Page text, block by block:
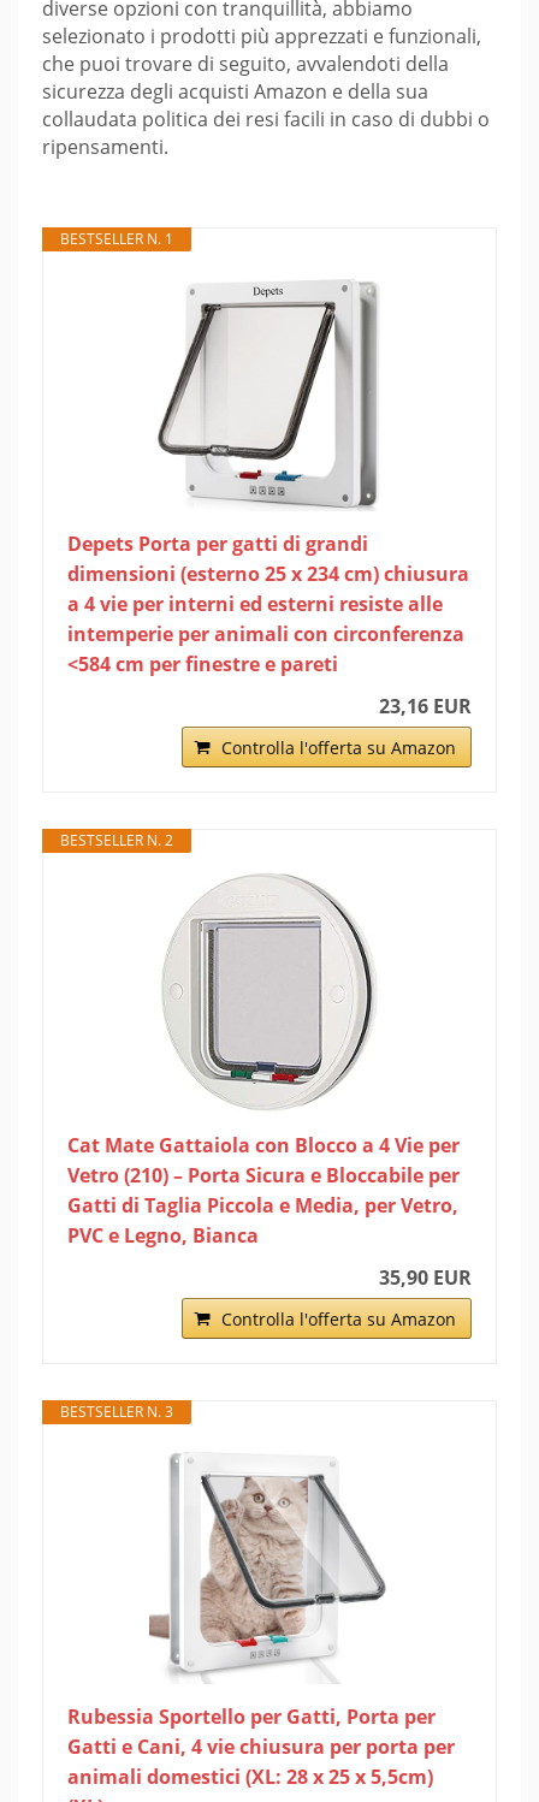
diverse opzioni con tranquillità, abbiamo
selezionato i prodotti più apprezzati e funzionali,
che puoi trovare di seguito, avvalendoti della
sicurezza degli acquisti Amazon e della sua
collaudata politica dei resi facili in caso di dubbi o
ripensamenti.
BESTSELLER N. 1
Depets Porta per gatti di grandi
dimensioni (esterno 25 x 234 cm) chiusura
a 4 vie per interni ed esterni resiste alle
intemperie per animali con circonferenza
<584 cm per finestre e pareti
23,16 EUR
Controlla l'offerta su Amazon
BESTSELLER N. 2
Cat Mate Gattaiola con Blocco a 4 Vie per
Vetro (210) – Porta Sicura e Bloccabile per
Gatti di Taglia Piccola e Media, per Vetro,
PVC e Legno, Bianca
35,90 EUR
Controlla l'offerta su Amazon
BESTSELLER N. 3
Rubessia Sportello per Gatti, Porta per
Gatti e Cani, 4 vie chiusura per porta per
animali domestici (XL: 28 x 25 x 5,5cm)